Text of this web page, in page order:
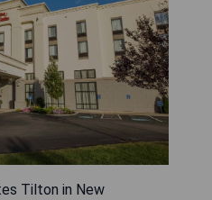
Tilton in New